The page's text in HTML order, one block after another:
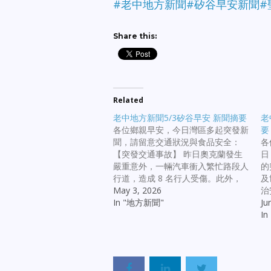
#老中地方新聞#矽谷早安新聞#
Share this:
Related
老中地方新聞5/3矽谷早安 新聞摘要
各位鄉親早安，今日灣區多起突發新
聞，請留意交通狀況與食品安全：
【突發交通事故】 昨日奧克蘭發生
嚴重意外，一輛汽車衝入繁忙路段人
行道，造成 8 名行人受傷。此外，
康科德 580 公路與聖荷西 Blossom
Hill Rd 分別發生致命車禍，造成 2
果等過敏原。請消費者檢查冰箱，避
May 3, 2026
In "地方新聞"
要
In